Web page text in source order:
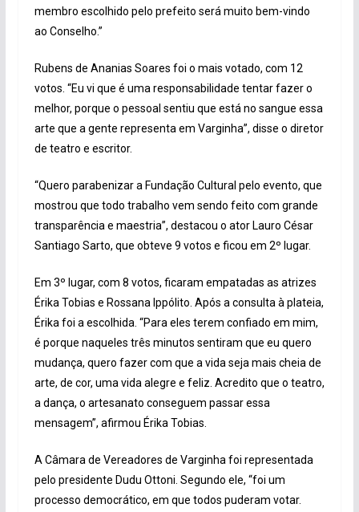
membro escolhido pelo prefeito será muito bem-vindo
ao Conselho.”
Rubens de Ananias Soares foi o mais votado, com 12
votos. “Eu vi que é uma responsabilidade tentar fazer o
melhor, porque o pessoal sentiu que está no sangue essa
arte que a gente representa em Varginha”, disse o diretor
de teatro e escritor.
“Quero parabenizar a Fundação Cultural pelo evento, que
mostrou que todo trabalho vem sendo feito com grande
transparência e maestria”, destacou o ator Lauro César
Santiago Sarto, que obteve 9 votos e ficou em 2º lugar.
Em 3º lugar, com 8 votos, ficaram empatadas as atrizes
Érika Tobias e Rossana Ippólito. Após a consulta à plateia,
Érika foi a escolhida. “Para eles terem confiado em mim,
é porque naqueles três minutos sentiram que eu quero
mudança, quero fazer com que a vida seja mais cheia de
arte, de cor, uma vida alegre e feliz. Acredito que o teatro,
a dança, o artesanato conseguem passar essa
mensagem”, afirmou Érika Tobias.
A Câmara de Vereadores de Varginha foi representada
pelo presidente Dudu Ottoni. Segundo ele, “foi um
processo democrático, em que todos puderam votar.